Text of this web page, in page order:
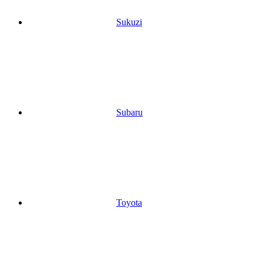
Sukuzi
Subaru
Toyota